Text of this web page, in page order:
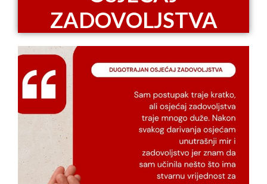
ZADOVOLJSTVA